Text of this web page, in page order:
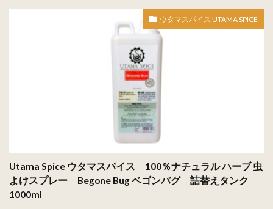
ウタマスパイス UTAMA SPICE
Utama Spice ウタマスパイス 100％ナチュラル ハーブ 虫
よけスプレー Begone Bug ベゴンバグ 詰替えタンク
1000ml